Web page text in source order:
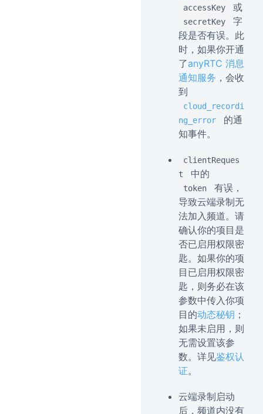
accessKey 或
secretKey
字
段是否有误。此
时，如果你开通
了anyRTC 消息
通知服务 ，会收
到
cloud_recordi
ng_error
的通
知事件。
clientReques
t
中的
token
有误，
导致云端录制无
法加入频道。请
确认你的项目是
否已启用权限密
匙。如果你的项
目已启用权限密
匙，则务必在该
参数中传入你项
目的动态秘钥 ；
如果未启用，则
无需设置该参
数。详见鉴权认
证。
云端录制启动
后，频道内没有